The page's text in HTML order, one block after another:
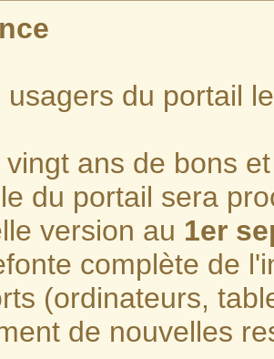
usagers du portail
ans de bons
du portail sera
version au 1er
complète de
(ordinateurs,
de nouvelles